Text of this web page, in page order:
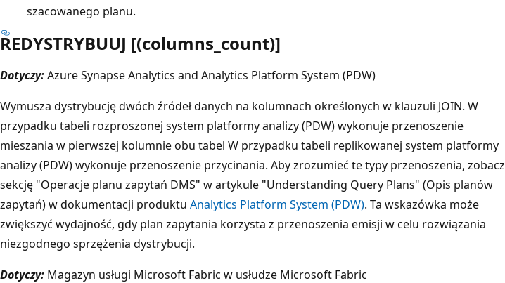
szacowanego planu.
REDYSTRYBUUJ [(columns_count)]
Dotyczy:Azure Synapse Analytics and Analytics Platform System (PDW)
Wymusza dystrybucję dwóch źródeł danych na kolumnach określonych w klauzuli JOIN. W
przypadku tabeli rozproszonej system platformy analizy (PDW) wykonuje przenoszenie
mieszania w pierwszej kolumnie obu tabel W przypadku tabeli replikowanej system platformy
analizy (PDW) wykonuje przenoszenie przycinania. Aby zrozumieć te typy przenoszenia, zobacz
sekcję "Operacje planu zapytań DMS" w artykule "Understanding Query Plans" (Opis planów
zapytań) w dokumentacji produktu Analytics Platform System (PDW). Ta wskazówka może
zwiększyć wydajność, gdy plan zapytania korzysta z przenoszenia emisji w celu rozwiązania
niezgodnego sprzężenia dystrybucji.
Dotyczy: Magazyn usługi Microsoft Fabric w usłudze Microsoft Fabric